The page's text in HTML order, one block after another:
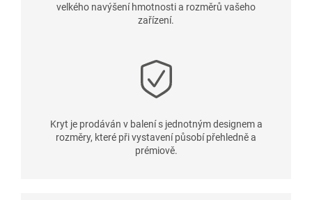
velkého navýšení hmotnosti a rozměrů vašeho
zařízení.
Kryt je prodáván v balení s jednotným designem a
rozměry, které při vystavení působí přehledně a
prémiově.